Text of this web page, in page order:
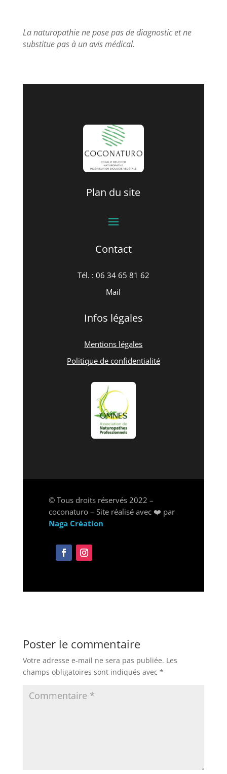
La naturopathie ne pose pas de diagnostic et ne
substitue pas à un avis médical.
Plan du site
Contact
Tél. : 06 34 65 81 62
Mail
Infos légales
Mentions légales
Politique de confidentialité
© Tous droits réservés 2022 –
coconaturo – Site réalisé avec ❤️ par
Naga Création
Poster le commentaire
Votre adresse e-mail ne sera pas publiée. Les
champs obligatoires sont indiqués avec *